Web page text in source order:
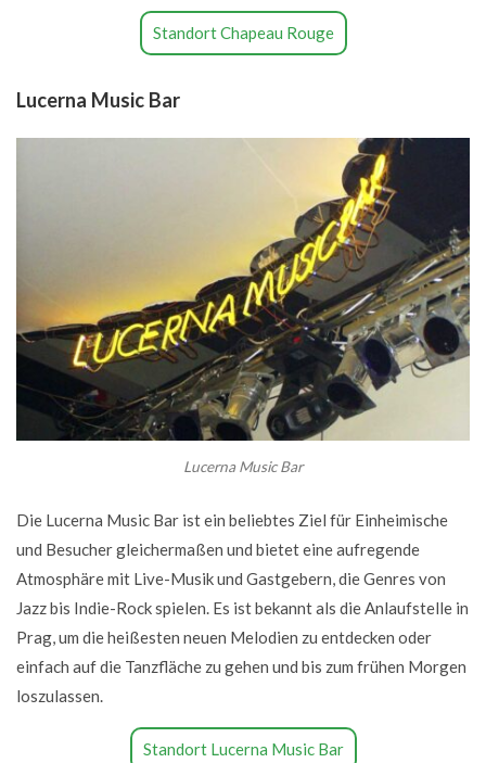
Standort Chapeau Rouge
Lucerna Music Bar
Lucerna Music Bar
Die Lucerna Music Bar ist ein beliebtes Ziel für Einheimische
und Besucher gleichermaßen und bietet eine aufregende
Atmosphäre mit Live-Musik und Gastgebern, die Genres von
Jazz bis Indie-Rock spielen. Es ist bekannt als die Anlaufstelle in
Prag, um die heißesten neuen Melodien zu entdecken oder
einfach auf die Tanzfläche zu gehen und bis zum frühen Morgen
loszulassen.
Standort Lucerna Music Bar